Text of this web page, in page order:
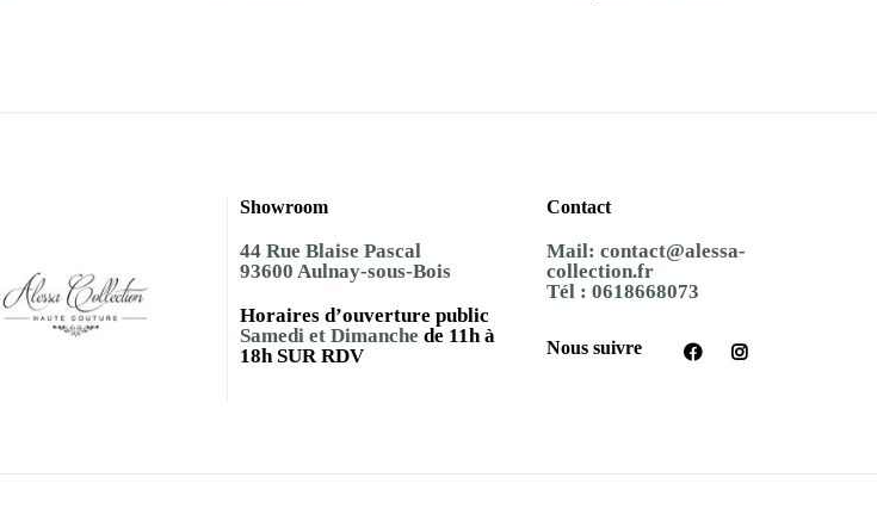
Showroom
44 Rue Blaise Pascal
93600 Aulnay-sous-Bois
Horaires d’ouverture public
Samedi et Dimanchede 11h à
18h SUR RDV
Contact
Mail:contact@alessa-
collection.fr
Tél :0618668073
Nous suivre